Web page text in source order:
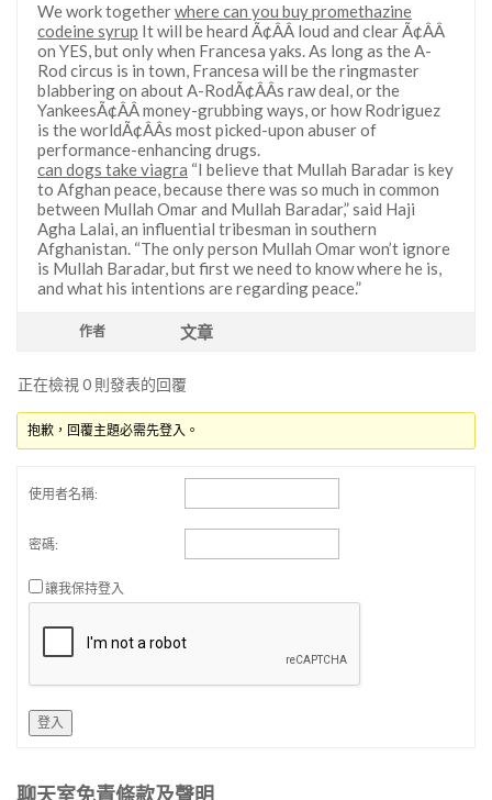
We work togetherwhere can you buy promethazine
codeine syrup It will be heard Ã¢ÂÂ loud and clear Ã¢ÂÂ
on YES, but only when Francesa yaks. As long as the A-
Rod circus is in town, Francesa will be the ringmaster
blabbering on about A-RodÃ¢ÂÂs raw deal, or the
YankeesÃ¢ÂÂ money-grubbing ways, or how Rodriguez
is the worldÃ¢ÂÂs most picked-upon abuser of
performance-enhancing drugs.
can dogs take viagra “I believe that Mullah Baradar is key
to Afghan peace, because there was so much in common
between Mullah Omar and Mullah Baradar,” said Haji
Agha Lalai, an influential tribesman in southern
Afghanistan. “The only person Mullah Omar won’t ignore
is Mullah Baradar, but first we need to know where he is,
and what his intentions are regarding peace.”
作者 文章
正在檢視 0 則發表的回覆
抱歉，回覆主題必需先登入。
使用者名稱:
密碼:
讓我保持登入
登入
聊天室免責條款及聲明